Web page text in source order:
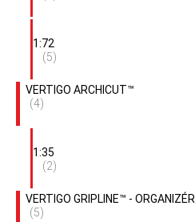
1:72
(5)
VERTIGO ARCHICUT™
(4)
1:35
(2)
VERTIGO GRIPLINE™ - ORGANIZÉR
(5)